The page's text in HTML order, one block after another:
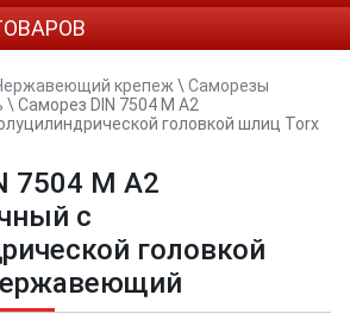
крепеж \ Саморезы
\ Саморез DIN 7504 M А2
головкой шлиц Torx
7504 M А2
с
головкой